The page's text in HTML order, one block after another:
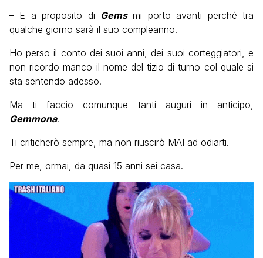
– E a proposito di Gemsmi porto avanti perché tra
qualche giorno sarà il suo compleanno.
Ho perso il conto dei suoi anni, dei suoi corteggiatori, e
non ricordo manco il nome del tizio di turno col quale si
sta sentendo adesso.
Ma ti faccio comunque tanti auguri in anticipo,
Gemmona.
Ti criticherò sempre, ma non riuscirò MAI ad odiarti.
Per me, ormai, da quasi 15 anni sei casa.